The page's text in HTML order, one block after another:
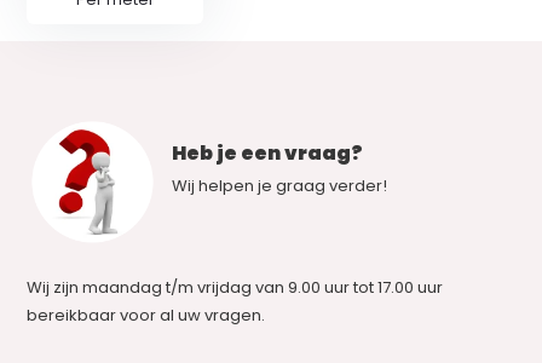
Heb je een vraag?
Wij helpen je graag verder!
Wij zijn maandag t/m vrijdag van 9.00 uur tot 17.00 uur
bereikbaar voor al uw vragen.